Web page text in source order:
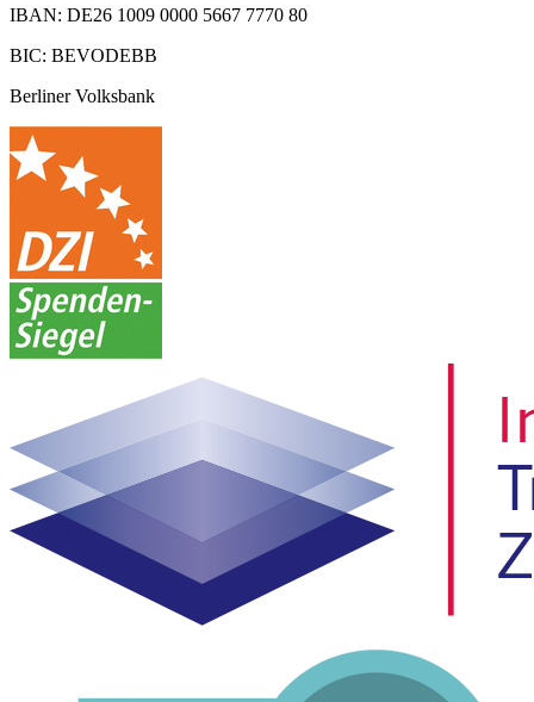
IBAN: DE26 1009 0000 5667 7770 80
BIC: BEVODEBB
Berliner Volksbank